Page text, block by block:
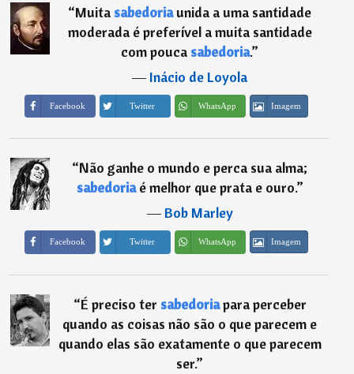
“Muita sabedoriaunida a uma santidade
moderada é preferível a muita santidade
com pouca sabedoria.”
―Inácio de Loyola
Facebook Twitter WhatsApp Imagem
“Não ganhe o mundo e perca sua alma;
sabedoriaé melhor que prata e ouro.”
―Bob Marley
Facebook Twitter WhatsApp Imagem
“É preciso ter sabedoriapara perceber
quando as coisas não são o que parecem e
quando elas são exatamente o que parecem
ser.”